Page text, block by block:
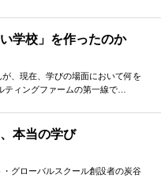
学校」を作ったのか
、現在、学びの場面において何を
ティングファームの第一線で…
本当の学び
グローバルスクール創設者の炭谷